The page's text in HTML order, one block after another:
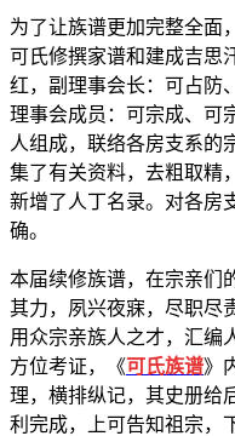
为了让族谱更加完整全面
可氏修撰家谱和建成吉思
红，副理事会长：可占防
理事会成员：可宗成、可
人组成，联络各房支系的
集了有关资料，去粗取精
新增了人丁名录。对各房
确。
本届续修族谱，在宗亲们
其力，夙兴夜寐，尽职尽
用众宗亲族人之才，汇编
方位考证，《可氏族谱》
理，横排纵记，其史册给
利完成，上可告知祖宗，